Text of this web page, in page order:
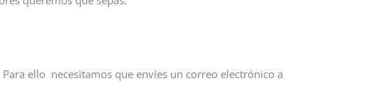
ello necesitamos que envíes un correo electrónico a